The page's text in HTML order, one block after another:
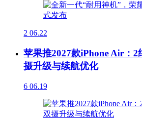
2 06.22
苹果推2027款iPhone Air：2
摄升级与续航优化
6 06.19